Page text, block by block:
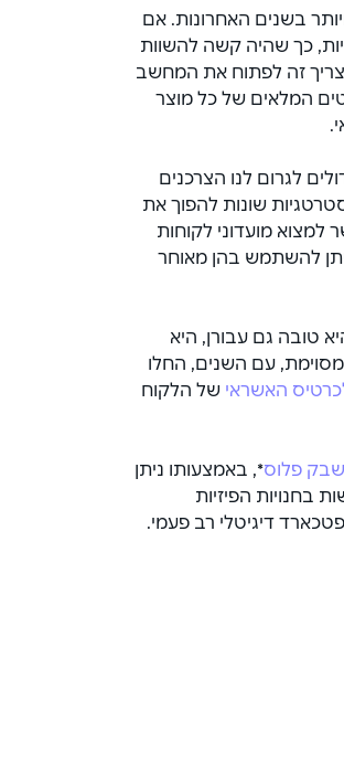
בשנים האחרונות. אם
כך שהיה קשה להשוות
זה לפתוח את המחשב
המלאים של כל מוצר
לגרום לנו הצרכנים
שונות להפוך את
למצוא מועדוני לקוחות
להשתמש בהן מאוחר
טובה גם עבורן, היא
מסוימת, עם השנים, החלו
האשראי של הלקוח
פלוס*, באמצעותו ניתן
בחנויות הפיזיות
דיגיטלי רב פעמי.